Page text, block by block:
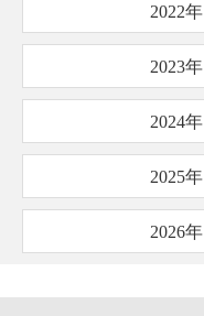
2022年
2023年
2024年
2025年
2026年